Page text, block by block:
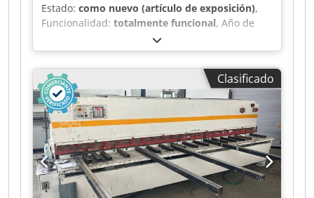
Estado: como nuevo (artículo de exposición),
Funcionalidad: totalmente funcional, Año de
, horas de funcionamiento:
h, número de máquina/vehículo:SO151003,
espesor de chapa (máx.):3 mm, duración de la
garantía:
, longitud de corte (máx.):
1.500 mm, tope lateral:1.000 mm,
Equipamiento:
Marcado CE, documentación /
manual, llave de escuadra, mando a distancia
de pie, parada de emergencia, protección de
dedos, Cizalla guillotina eléctrica ShearOne
E1500x3 CoastOne - Fabricado en Finlandia
Cizalla guillotina eléctrica ShearOne 15 -
Clasificado